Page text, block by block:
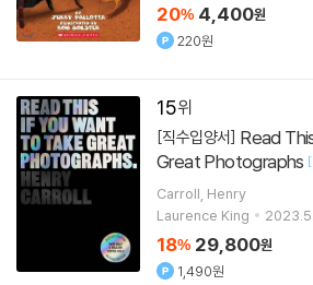
20% 4,400원
220원
15
[직수입양서]
Great Photographs [
Carroll, Henry
Laurence King
18% 29,800원
1,490원